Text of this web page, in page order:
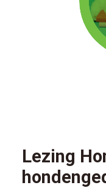
Lezing